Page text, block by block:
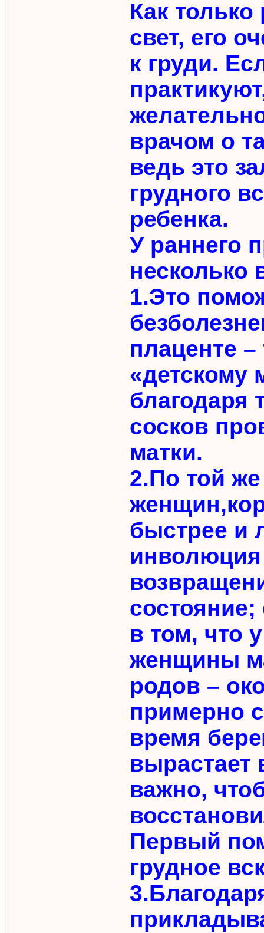
Как только
свет, его
к груди.
врачом о
ведь это
грудного
ребенка.
У раннего
1.Это
плаценте
«детскому
благодаря
сосков
матки.
2.По той
быстрее и
инволюция
в том, что
женщины
родов –
примерно
время
вырастает
важно,
Первый
грудное